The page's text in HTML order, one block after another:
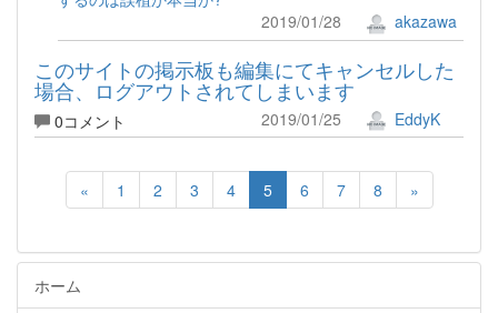
2019/01/28
akazawa
このサイトの掲示板も編集にてキャンセルした
場合、ログアウトされてしまいます
0コメント 2019/01/25 EddyK
« 1 2 3 4 5 6 7 8 »
ホーム